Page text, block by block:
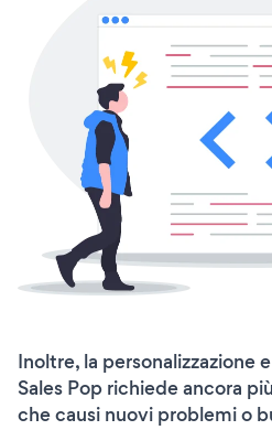
Inoltre, la personalizzazione
Sales Pop richiede ancora
che causi nuovi problemi o